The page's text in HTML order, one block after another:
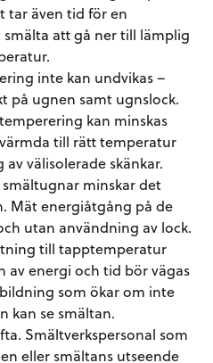
tar även tid för en
att gå ner till lämplig
inte kan undvikas –
på ugnen samt ugnslock.
kan minskas
till rätt temperatur
välisolerade skänkar.
minskar det
Mät energiåtgång på de
utan användning av lock.
till tapptemperatur
av energi och tid bör vägas
som ökar om inte
kan se smältan.
Smältverkspersonal som
eller smältans utseende